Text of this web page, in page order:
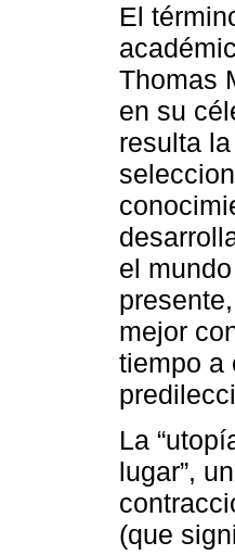
El
Thomas
en su
resulta
el
mejor
tiempo a
La
lugar”,
(que